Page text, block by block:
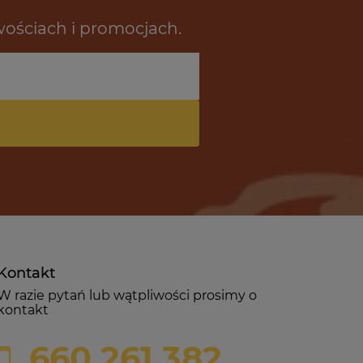
i promocjach.
razie pytań lub wątpliwości prosimy o